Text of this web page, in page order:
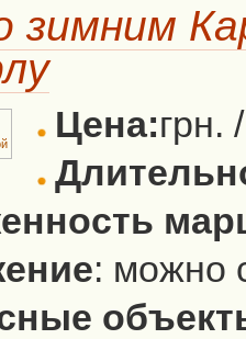
зимним
Цена:грн.
: можно